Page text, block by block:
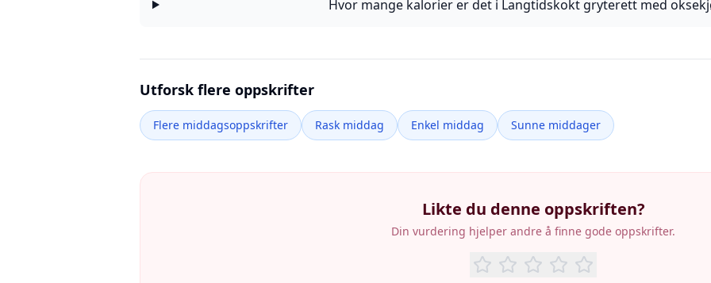
Hvor mange kalorier er det i Langtidskokt gryterett med
Utforsk flere oppskrifter
Flere middagsoppskrifter Rask middag Enkel middag Sunne middager
Likte du denne oppskriften?
Din vurdering hjelper andre å finne gode oppskrifter.